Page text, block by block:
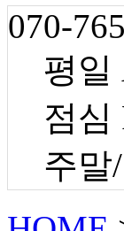
070-
평일
점심
주말